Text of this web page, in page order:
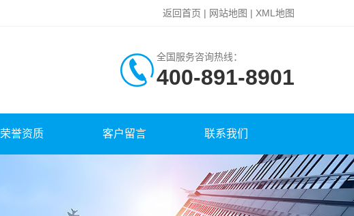
返回首页 | 网站地图 | XML地图
全国服务咨询热线：
400-891-8901
荣誉资质 客户留言 联系我们